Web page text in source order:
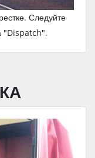
Следуйте
"Dispatch".